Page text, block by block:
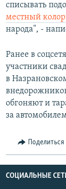
списывать
местный
народа", -
Ранее в
участники
в
обгоняют и
за
Поделиться
СОЦИАЛЬНЫЕ